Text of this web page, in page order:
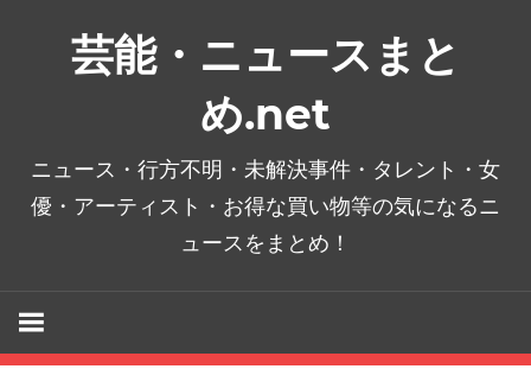
芸能・ニュースまと
め.net
ニュース・行方不明・未解決事件・タレント・女
優・アーティスト・お得な買い物等の気になるニ
ュースをまとめ！